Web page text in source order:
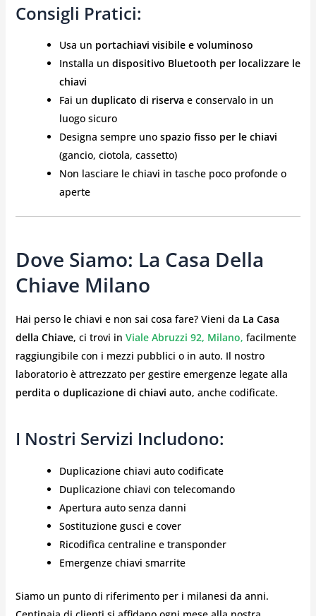
Consigli Pratici:
Usa un portachiavi visibile e voluminoso
Installa un dispositivo Bluetooth per localizzare le
chiavi
Fai un duplicato di riserva e conservalo in un
luogo sicuro
Designa sempre uno spazio fisso per le chiavi
(gancio, ciotola, cassetto)
Non lasciare le chiavi in tasche poco profonde o
aperte
Dove Siamo: La Casa Della
Chiave Milano
Hai perso le chiavi e non sai cosa fare? Vieni da La Casa
della Chiave, ci trovi in Viale Abruzzi 92, Milano, facilmente
raggiungibile con i mezzi pubblici o in auto. Il nostro
laboratorio è attrezzato per gestire emergenze legate alla
perdita o duplicazione di chiavi auto, anche codificate.
I Nostri Servizi Includono:
Duplicazione chiavi auto codificate
Duplicazione chiavi con telecomando
Apertura auto senza danni
Sostituzione gusci e cover
Ricodifica centraline e transponder
Emergenze chiavi smarrite
Siamo un punto di riferimento per i milanesi da anni.